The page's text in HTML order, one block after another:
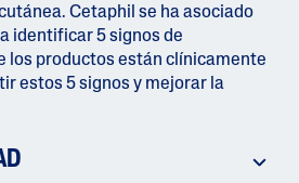
Cetaphil se ha asociado
identificar 5 signos de
los productos están clínicamente
estos 5 signos y mejorar la